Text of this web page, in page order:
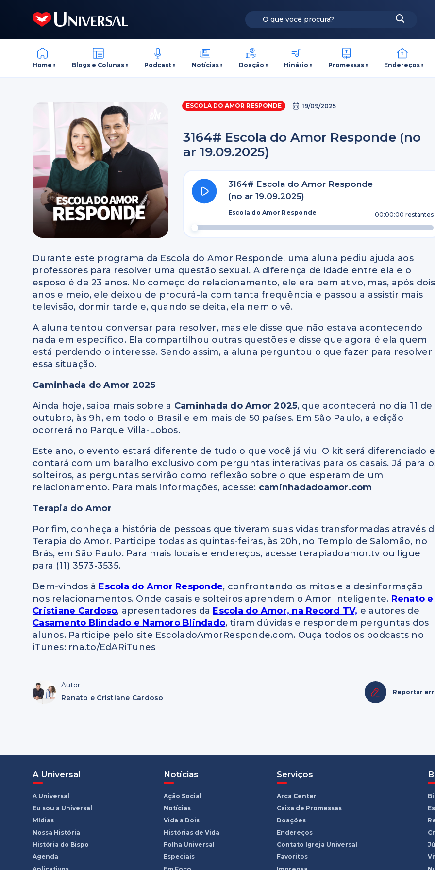
Home Blogs e Colunas Podcast Notícias Doação Hinário Promessas Endereços
ESCOLA DO AMOR RESPONDE 19/09/2025
3164# Escola do Amor Responde (no
ar 19.09.2025)
3164# Escola do Amor Responde
(no ar 19.09.2025)
Escola do Amor Responde 00:00:00 restantes
Durante este programa da Escola do Amor Responde, uma aluna pediu ajuda aos
professores para resolver uma questão sexual. A diferença de idade entre ela e o
esposo é de 23 anos. No começo do relacionamento, ele era bem ativo, mas, após dois
anos e meio, ele deixou de procurá-la com tanta frequência e passou a assistir mais
televisão, dormir tarde e, quando se deita, ela nem o vê.
A aluna tentou conversar para resolver, mas ele disse que não estava acontecendo
nada em específico. Ela compartilhou outras questões e disse que agora é ela quem
está perdendo o interesse. Sendo assim, a aluna perguntou o que fazer para resolver
essa situação.
Caminhada do Amor 2025
Ainda hoje, saiba mais sobre a Caminhada do Amor 2025, que acontecerá no dia 11 de
outubro, às 9h, em todo o Brasil e em mais de 50 países. Em São Paulo, a edição
ocorrerá no Parque Villa-Lobos.
Este ano, o evento estará diferente de tudo o que você já viu. O kit será diferenciado e
contará com um baralho exclusivo com perguntas interativas para os casais. Já para
solteiros, as perguntas servirão como reflexão sobre o que esperam de um
relacionamento. Para mais informações, acesse: caminhadadoamor.com
Terapia do Amor
Por fim, conheça a história de pessoas que tiveram suas vidas transformadas através
Terapia do Amor. Participe todas as quintas-feiras, às 20h, no Templo de Salomão, no
Brás, em São Paulo. Para mais locais e endereços, acesse terapiadoamor.tv ou ligue
para (11) 3573-3535.
Bem-vindos à Escola do Amor Responde, confrontando os mitos e a desinformação
nos relacionamentos. Onde casais e solteiros aprendem o Amor Inteligente. Renato e
Cristiane Cardoso, apresentadores da Escola do Amor, na Record TV, e autores de
Casamento Blindado e Namoro Blindado, tiram dúvidas e respondem perguntas dos
alunos. Participe pelo site EscoladoAmorResponde.com. Ouça todos os podcasts no
iTunes: rna.to/EdARiTunes
Autor
Renato e Cristiane Cardoso
Reportar
A Universal
A Universal
Eu sou a Universal
Mídias
Nossa História
História do Bispo
Agenda
Notícias
Ação Social
Notícias
Vida a Dois
Histórias de Vida
Folha Universal
Especiais
Serviços
Arca Center
Caixa de Promessas
Doações
Endereços
Contato Igreja Universal
Favoritos